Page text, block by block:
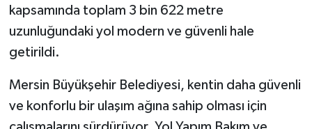
kapsamında toplam 3 bin 622 metre
uzunluğundaki yol modern ve güvenli hale
getirildi.
Mersin Büyükşehir Belediyesi, kentin daha güvenli
ve konforlu bir ulaşım ağına sahip olması için